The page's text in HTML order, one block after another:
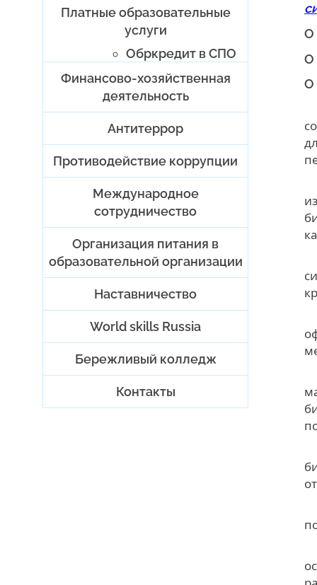
Платные образовательные
услуги
Обркредит в СПО
Финансово-хозяйственная
деятельность
Антитеррор
Противодействие коррупции
Международное
сотрудничество
Организация питания в
образовательной организации
Наставничество
World skills Russia
Бережливый колледж
Контакты
О
О
О